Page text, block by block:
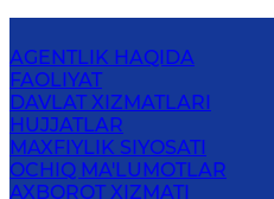
AGENTLIK HAQIDA
FAOLIYAT
DAVLAT XIZMATLARI
HUJJATLAR
MAXFIYLIK SIYOSATI
OCHIQ MA'LUMOTLAR
AXBOROT XIZMATI